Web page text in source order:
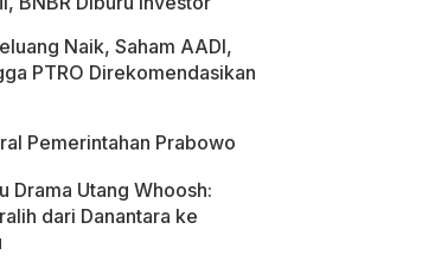
Naik, Saham AADI,
PTRO Direkomendasikan
Pemerintahan Prabowo
Drama Utang Whoosh:
dari Danantara ke